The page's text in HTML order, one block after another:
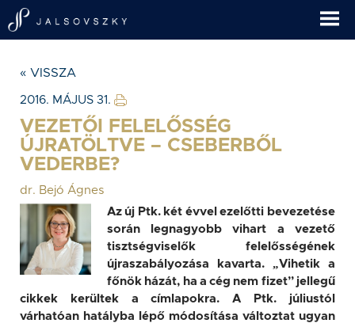
« VISSZA
2016. MÁJUS 31.
VEZETŐI FELELŐSSÉG
ÚJRATÖLTVE – CSEBERBŐL
VEDERBE?
dr. Bejó Ágnes
Az új Ptk. két évvel ezelőtti bevezetése
során legnagyobb vihart a vezető
tisztségviselők felelősségének
újraszabályozása kavarta. „Vihetik a
főnök házát, ha a cég nem fizet” jellegű
cikkek kerültek a címlapokra. A Ptk. júliustól
várhatóan hatályba lépő módosítása változtat ugyan